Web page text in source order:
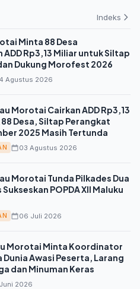
Indeks
Minta 88 Desa
Rp3,13 Miliar untuk Siltap
Dukung Morofest 2026
Agustus 2026
Morotai Cairkan ADD Rp3,13
Desa, Siltap Perangkat
2025 Masih Tertunda
03 Agustus 2026
Morotai Tunda Pilkades Dua
POPDA XII Maluku
06 Juli 2026
Morotai Minta Koordinator
Dunia Awasi Peserta, Larang
dan Minuman Keras
2026